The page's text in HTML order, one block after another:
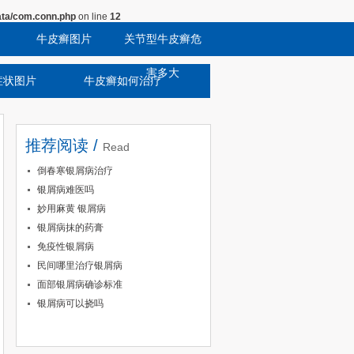
com.conn.php on line 12
牛皮癣图片 关节型牛皮癣危
害多大
状图片 牛皮癣如何治疗
推荐阅读 / Read
倒春寒银屑病治疗
银屑病难医吗
妙用麻黄 银屑病
银屑病抹的药膏
免疫性银屑病
民间哪里治疗银屑病
面部银屑病确诊标准
银屑病可以挠吗